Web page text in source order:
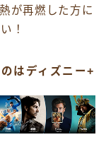
が再燃した方に
！
はディズニー+